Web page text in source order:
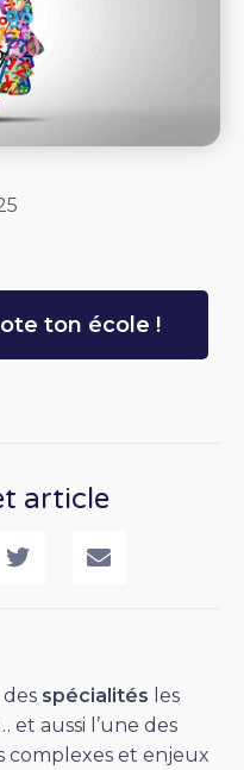
ton école !
article
des spécialités les
et aussi l’une des
complexes et enjeux